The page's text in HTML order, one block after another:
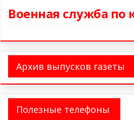
Военная служба по
Архив выпусков газеты
Полезные телефоны